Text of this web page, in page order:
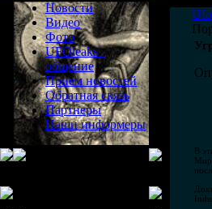
Новости
Видео
Фото
UFOleaks -
общение
Прием новостей
Обратная связь
Партнеры
Наши информеры
В